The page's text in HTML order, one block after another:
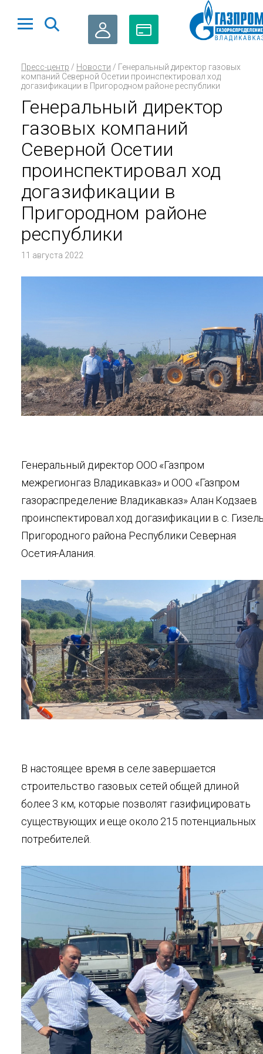
Пресс-центр / Новости / Генеральный директор газовых
компаний Северной Осетии проинспектировал ход
догазификации в Пригородном районе республики
Генеральный директор
газовых компаний
Северной Осетии
проинспектировал ход
догазификации в
Пригородном районе
республики
11 августа 2022
Генеральный директор ООО «Газпром
межрегионгаз Владикавказ» и ООО «Газпром
газораспределение Владикавказ» Алан Кодзаев
проинспектировал ход догазификации в с.
Пригородного района Республики Северная
Осетия-Алания.
В настоящее время в селе завершается
строительство газовых сетей общей длиной
более 3 км, которые позволят газифицировать
существующих и еще около 215 потенциальных
потребителей.